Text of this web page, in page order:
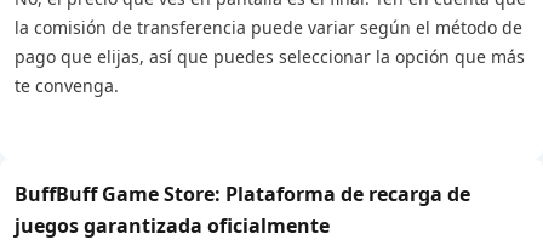
la comisión de transferencia puede variar según el método de
pago que elijas, así que puedes seleccionar la opción que más
te convenga.
BuffBuff Game Store: Plataforma de recarga de
juegos garantizada oficialmente